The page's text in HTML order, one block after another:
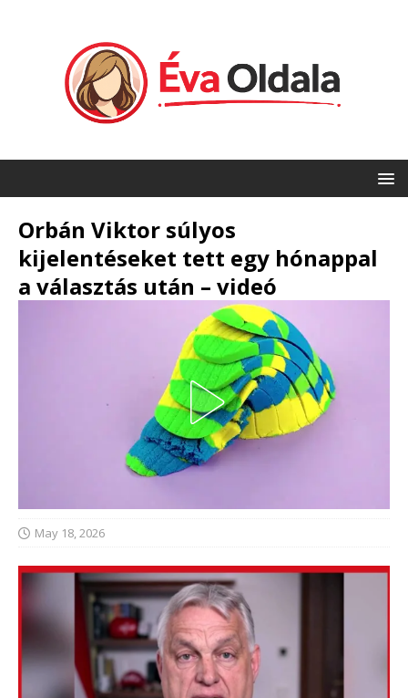
Orbán Viktor súlyos
kijelentéseket tett egy hónappal
a választás után – videó
May 18, 2026